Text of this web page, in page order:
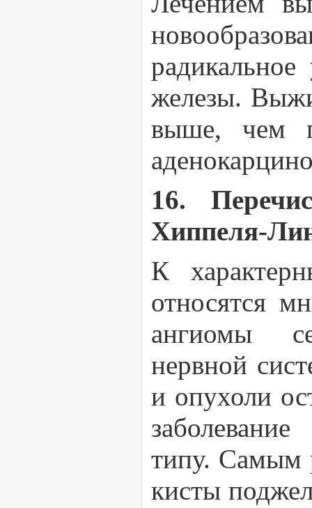
железы.
выше, чем
16.
Хиппеля-
К
относятся
ангиомы
нервной
и опухоли
типу. Самым
кисты